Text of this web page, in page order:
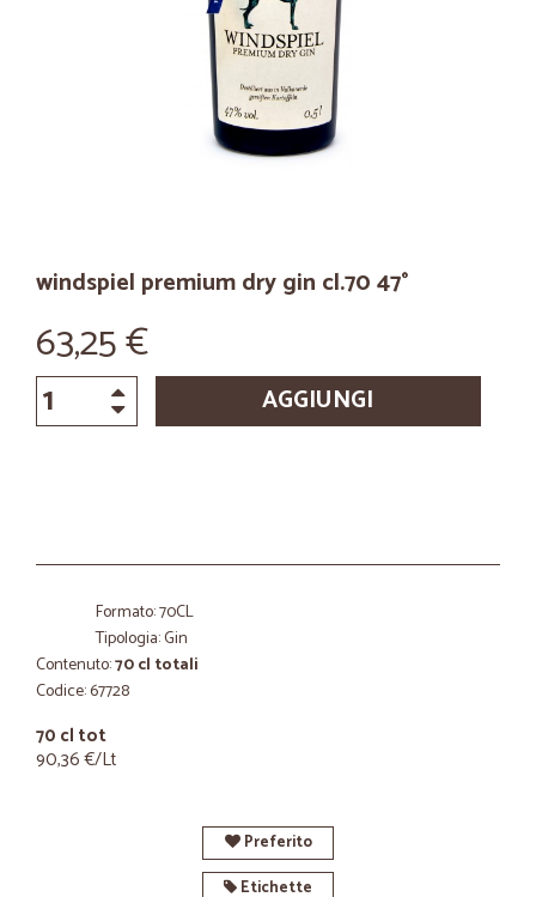
windspiel premium dry gin cl.70 47°
63,25 €
AGGIUNGI
Formato: 70CL
Tipologia: Gin
Contenuto:70 cl totali
Codice: 67728
70 cl tot
90,36 €/Lt
Preferito
Etichette